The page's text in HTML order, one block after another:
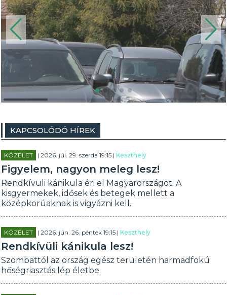
KAPCSOLÓDÓ HÍREK
KÖZÉLET | 2026. júl. 29. szerda 19:15 |Keszthely
Figyelem, nagyon meleg lesz!
Rendkívüli kánikula éri el Magyarországot. A
kisgyermekek, idősek és betegek mellett a
középkorúaknak is vigyázni kell.
KÖZÉLET | 2026. jún. 26. péntek 19:15 |Keszthely
Rendkívüli kánikula lesz!
Szombattól az ország egész területén harmadfokú
hőségriasztás lép életbe.